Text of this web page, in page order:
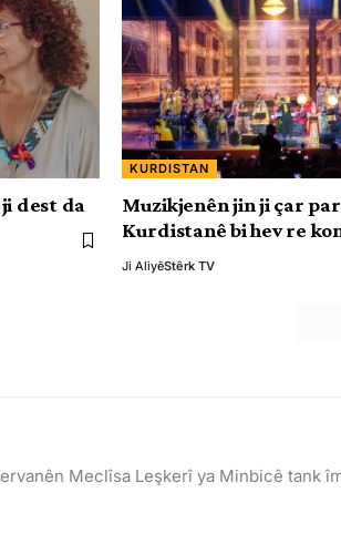
dest da
KURDISTAN
Muzikjenên jin ji çar
Kurdistanê bi hev re
Ji AliyêStêrk TV
Meclîsa Leşkerî ya Minbicê tank